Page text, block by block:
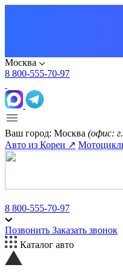
Москва
8 800-555-70-97
Ваш город: Москва (офис:
Авто из Кореи ↗
8 800-555-70-97
Позвонить Заказать звонок
Каталог авто